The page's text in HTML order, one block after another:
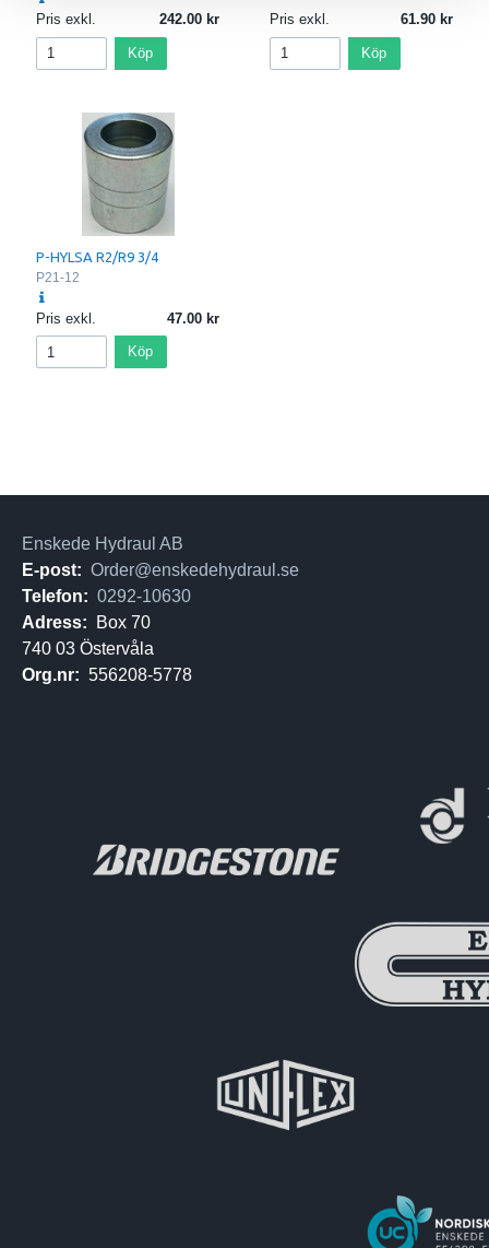
Pris exkl. 242.00
Köp
Pris exkl. 61.90
Köp
P-HYLSA R2/R9 3/4
P21-12
Pris exkl. 47.00
Köp
Enskede Hydraul AB
E-post: Order@enskedehydraul.se
Telefon: 0292-10630
Adress:
Box 70
740 03 Östervåla
Org.nr: 556208-5778